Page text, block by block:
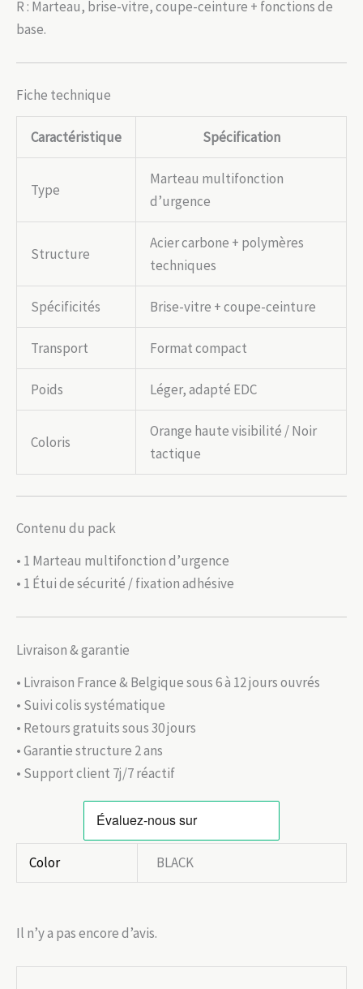
R : Marteau, brise-vitre, coupe-ceinture + fonctions de
base.
Fiche technique
Caractéristique Spécification
Type
Marteau multifonction
d’urgence
Structure
Acier carbone + polymères
techniques
Spécificités Brise-vitre + coupe-ceinture
Transport Format compact
Poids Léger, adapté EDC
Coloris
Orange haute visibilité / Noir
tactique
Contenu du pack
• 1 Marteau multifonction d’urgence
• 1 Étui de sécurité / fixation adhésive
Livraison & garantie
• Livraison France & Belgique sous 6 à 12 jours ouvrés
• Suivi colis systématique
• Retours gratuits sous 30 jours
• Garantie structure 2 ans
• Support client 7j/7 réactif
Color BLACK
Il n’y a pas encore d’avis.